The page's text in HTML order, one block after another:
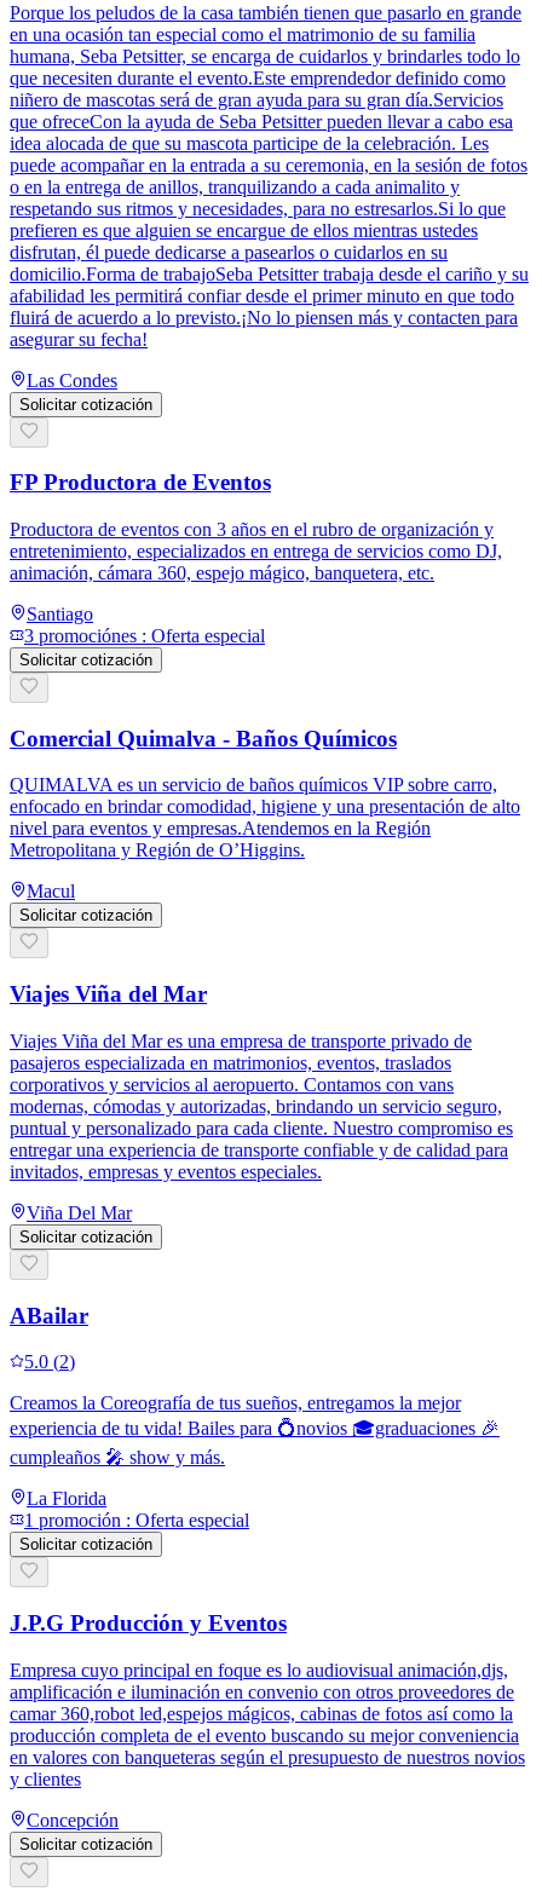
Porque los peludos de la casa también tienen que pasarlo en grande
en una ocasión tan especial como el matrimonio de su familia
humana, Seba Petsitter, se encarga de cuidarlos y brindarles todo lo
que necesiten durante el evento.Este emprendedor definido como
niñero de mascotas será de gran ayuda para su gran día.Servicios
que ofreceCon la ayuda de Seba Petsitter pueden llevar a cabo esa
idea alocada de que su mascota participe de la celebración. Les
puede acompañar en la entrada a su ceremonia, en la sesión de fotos
o en la entrega de anillos, tranquilizando a cada animalito y
respetando sus ritmos y necesidades, para no estresarlos.Si lo que
prefieren es que alguien se encargue de ellos mientras ustedes
disfrutan, él puede dedicarse a pasearlos o cuidarlos en su
domicilio.Forma de trabajoSeba Petsitter trabaja desde el cariño y su
afabilidad les permitirá confiar desde el primer minuto en que todo
fluirá de acuerdo a lo previsto.¡No lo piensen más y contacten para
asegurar su fecha!
Las Condes
Solicitar cotización
FP Productora de Eventos
Productora de eventos con 3 años en el rubro de organización y
entretenimiento, especializados en entrega de servicios como DJ,
animación, cámara 360, espejo mágico, banquetera, etc.
Santiago
3 promociónes : Oferta especial
Solicitar cotización
Comercial Quimalva - Baños Químicos
QUIMALVA es un servicio de baños químicos VIP sobre carro,
enfocado en brindar comodidad, higiene y una presentación de alto
nivel para eventos y empresas.Atendemos en la Región
Metropolitana y Región de O’Higgins.
Macul
Solicitar cotización
Viajes Viña del Mar
Viajes Viña del Mar es una empresa de transporte privado de
pasajeros especializada en matrimonios, eventos, traslados
corporativos y servicios al aeropuerto. Contamos con vans
modernas, cómodas y autorizadas, brindando un servicio seguro,
puntual y personalizado para cada cliente. Nuestro compromiso es
entregar una experiencia de transporte confiable y de calidad para
invitados, empresas y eventos especiales.
Viña Del Mar
Solicitar cotización
ABailar
5.0 (2)
Creamos la Coreografía de tus sueños, entregamos la mejor
experiencia de tu vida! Bailes para 💍novios 🎓graduaciones 🎉
cumpleaños 🎤 show y más.
La Florida
1 promoción : Oferta especial
Solicitar cotización
J.P.G Producción y Eventos
Empresa cuyo principal en foque es lo audiovisual animación,djs,
amplificación e iluminación en convenio con otros proveedores de
camar 360,robot led,espejos mágicos, cabinas de fotos así como la
producción completa de el evento buscando su mejor conveniencia
en valores con banqueteras según el presupuesto de nuestros novios
y clientes
Concepción
Solicitar cotización